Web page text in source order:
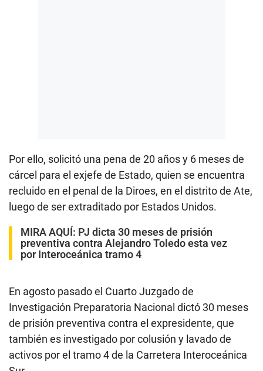
Por ello, solicitó una pena de 20 años y 6 meses de
cárcel para el exjefe de Estado, quien se encuentra
recluido en el penal de la Diroes, en el distrito de Ate,
luego de ser extraditado por Estados Unidos.
MIRA AQUÍ: PJ dicta 30 meses de prisión
preventiva contra Alejandro Toledo esta vez
por Interoceánica tramo 4
En agosto pasado el Cuarto Juzgado de
Investigación Preparatoria Nacional dictó 30 meses
de prisión preventiva contra el expresidente, que
también es investigado por colusión y lavado de
activos por el tramo 4 de la Carretera Interoceánica